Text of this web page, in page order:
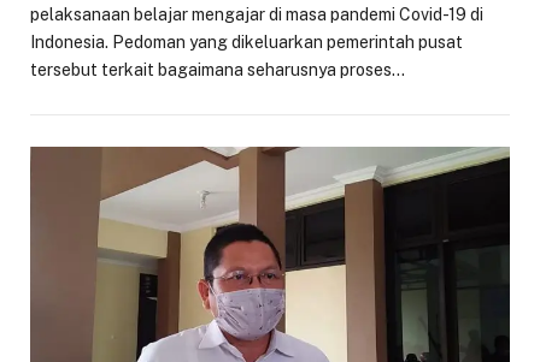
pelaksanaan belajar mengajar di masa pandemi Covid-19 di
Indonesia. Pedoman yang dikeluarkan pemerintah pusat
tersebut terkait bagaimana seharusnya proses…